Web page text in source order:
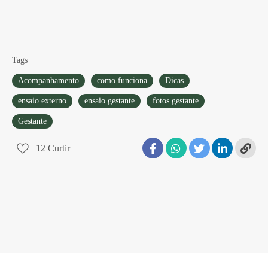
Tags
Acompanhamento como funciona Dicas
ensaio externo ensaio gestante fotos gestante
Gestante
12 Curtir